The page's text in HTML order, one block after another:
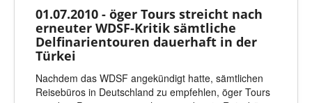
01.07.2010 - öger Tours streicht nach
erneuter WDSF-Kritik sämtliche
Delfinarientouren dauerhaft in der
Türkei
Nachdem das WDSF angekündigt hatte, sämtlichen
Reisebüros in Deutschland zu empfehlen, öger Tours